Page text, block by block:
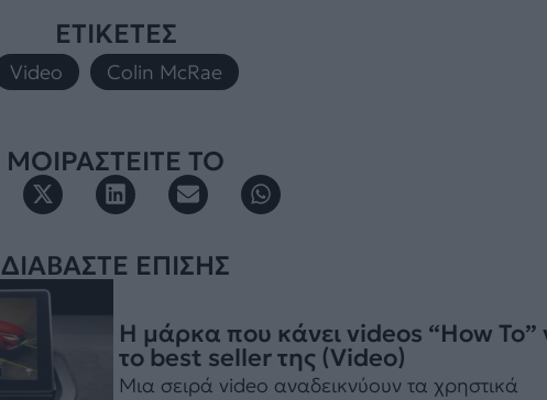
ΕΤΙΚΕΤΕΣ
Video , Colin McRae
ΜΟΙΡΑΣΤΕΙΤΕ ΤΟ
ΔΙΑΒΑΣΤΕ ΕΠΙΣΗΣ
Η μάρκα που κάνει videos “How To”
το best seller της (Video)
Μια σειρά video αναδεικνύουν τα χρηστικά